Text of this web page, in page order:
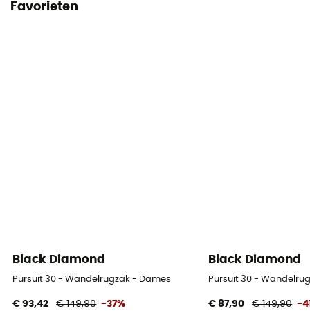
Favorieten
Black Diamond
Pursuit 30 - Wandelrugzak - Dames
€ 93,42 € 149,90 -37%
Black Diamond
Pursuit 30 -
€ 87,90 € 149,90 -